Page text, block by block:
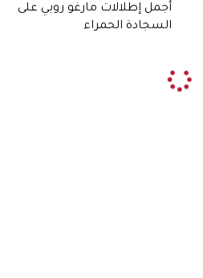
أجمل إطلالات مارغو روبي على
السجادة الحمراء